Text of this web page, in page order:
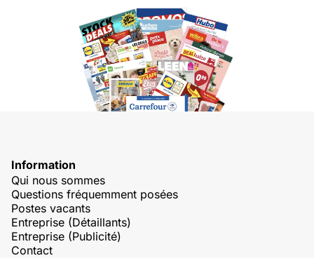
Information
Qui nous sommes
Questions fréquemment posées
Postes vacants
Entreprise (Détaillants)
Entreprise (Publicité)
Contact